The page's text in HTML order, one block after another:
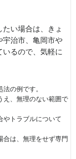
い場合は、きょ
宇治市、亀岡市や
るので、気軽に
の例です。
え、無理のない範囲で
やトラブルについて
合は、無理をせず専門